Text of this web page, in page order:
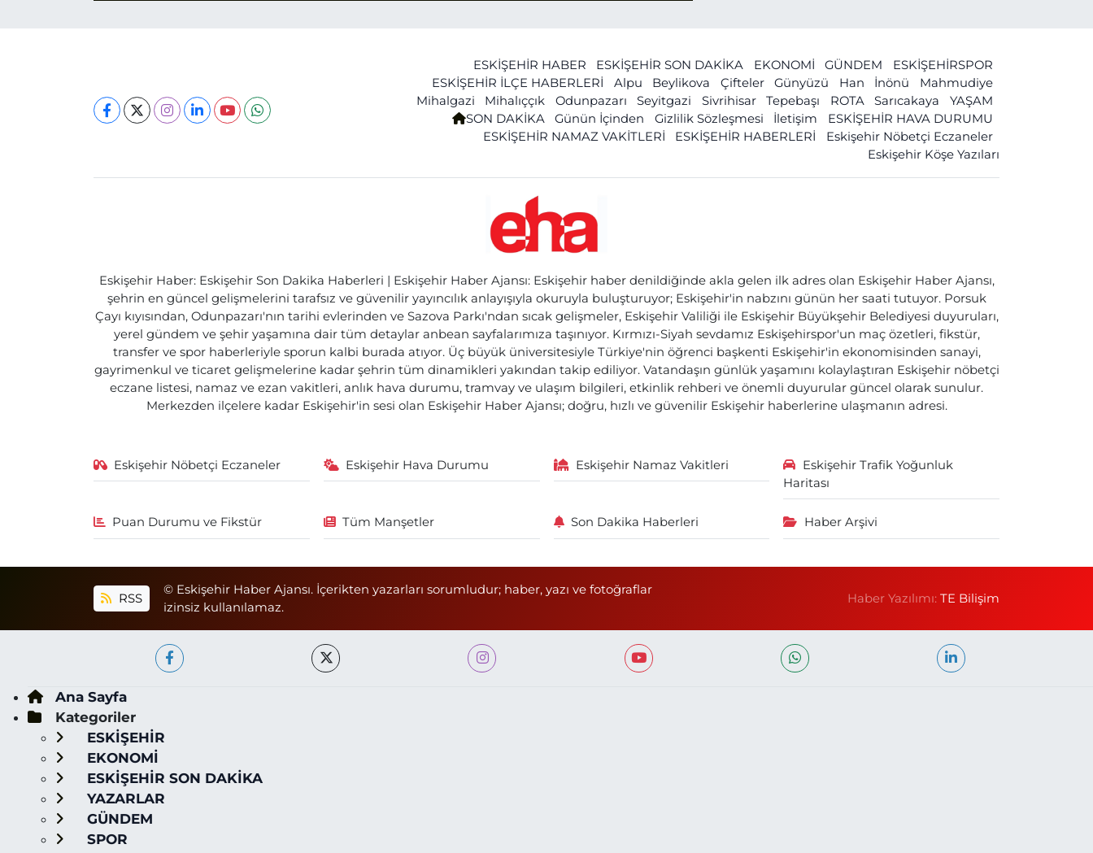
ESKİŞEHİR HABER ESKİŞEHİR SON DAKİKA EKONOMİ GÜNDEM
ESKİŞEHİRSPOR
ESKİŞEHİR İLÇE HABERLERİ
Alpu Beylikova Çifteler Günyüzü Han İnönü
Mahmudiye
Mihalgazi
Mihalıççık Odunpazarı Seyitgazi Sivrihisar Tepebaşı ROTA Sarıcakaya
YAŞAM
SON DAKİKA
Günün İçinden Gizlilik Sözleşmesi İletişim
ESKİŞEHİR HAVA DURUMU
ESKİŞEHİR NAMAZ VAKİTLERİ
ESKİŞEHİR HABERLERİ
Eskişehir Nöbetçi Eczaneler
Eskişehir Köşe Yazıları
Eskişehir Haber: Eskişehir Son Dakika Haberleri | Eskişehir Haber Ajansı: Eskişehir haber denildiğinde akla gelen ilk adres olan Eskişehir Haber Ajansı,
şehrin en güncel gelişmelerini tarafsız ve güvenilir yayıncılık anlayışıyla okuruyla buluşturuyor; Eskişehir'in nabzını günün her saati tutuyor. Porsuk
Çayı kıyısından, Odunpazarı'nın tarihi evlerinden ve Sazova Parkı'ndan sıcak gelişmeler, Eskişehir Valiliği ile Eskişehir Büyükşehir Belediyesi duyuruları,
yerel gündem ve şehir yaşamına dair tüm detaylar anbean sayfalarımıza taşınıyor. Kırmızı-Siyah sevdamız Eskişehirspor'un maç özetleri, fikstür,
transfer ve spor haberleriyle sporun kalbi burada atıyor. Üç büyük üniversitesiyle Türkiye'nin öğrenci başkenti Eskişehir'in ekonomisinden sanayi,
gayrimenkul ve ticaret gelişmelerine kadar şehrin tüm dinamikleri yakından takip ediliyor. Vatandaşın günlük yaşamını kolaylaştıran Eskişehir nöbetçi
eczane listesi, namaz ve ezan vakitleri, anlık hava durumu, tramvay ve ulaşım bilgileri, etkinlik rehberi ve önemli duyurular güncel olarak sunulur.
Merkezden ilçelere kadar Eskişehir'in sesi olan Eskişehir Haber Ajansı; doğru, hızlı ve güvenilir Eskişehir haberlerine ulaşmanın adresi.
Eskişehir Nöbetçi Eczaneler Eskişehir Hava Durumu Eskişehir Namaz Vakitleri
Eskişehir Trafik Yoğunluk
Haritası
Puan Durumu ve Fikstür Tüm Manşetler Son Dakika Haberleri Haber Arşivi
RSS
© Eskişehir Haber Ajansı. İçerikten yazarları sorumludur; haber, yazı ve fotoğraflar
izinsiz kullanılamaz.
Haber Yazılımı:TE Bilişim
Ana Sayfa
Kategoriler
ESKİŞEHİR
EKONOMİ
ESKİŞEHİR SON DAKİKA
YAZARLAR
GÜNDEM
SPOR